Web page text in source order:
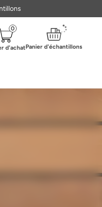
0
d'achatPanier d'échantillons